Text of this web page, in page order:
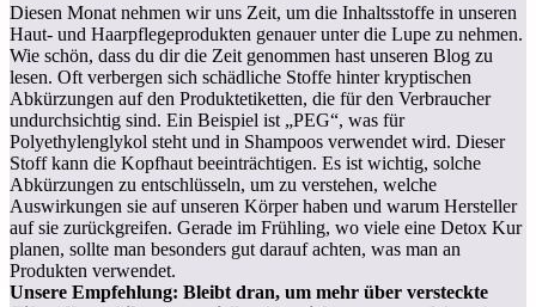
Diesen Monat nehmen wir uns Zeit, um die Inhaltsstoffe in unseren
Haut- und Haarpflegeprodukten genauer unter die Lupe zu nehmen.
Wie schön, dass du dir die Zeit genommen hast unseren Blog zu
lesen. Oft verbergen sich schädliche Stoffe hinter kryptischen
Abkürzungen auf den Produktetiketten, die für den Verbraucher
undurchsichtig sind. Ein Beispiel ist „PEG“, was für
Polyethylenglykol steht und in Shampoos verwendet wird. Dieser
Stoff kann die Kopfhaut beeinträchtigen. Es ist wichtig, solche
Abkürzungen zu entschlüsseln, um zu verstehen, welche
Auswirkungen sie auf unseren Körper haben und warum Hersteller
auf sie zurückgreifen. Gerade im Frühling, wo viele eine Detox Kur
planen, sollte man besonders gut darauf achten, was man an
Produkten verwendet.
Unsere Empfehlung: Bleibt dran, um mehr über versteckte